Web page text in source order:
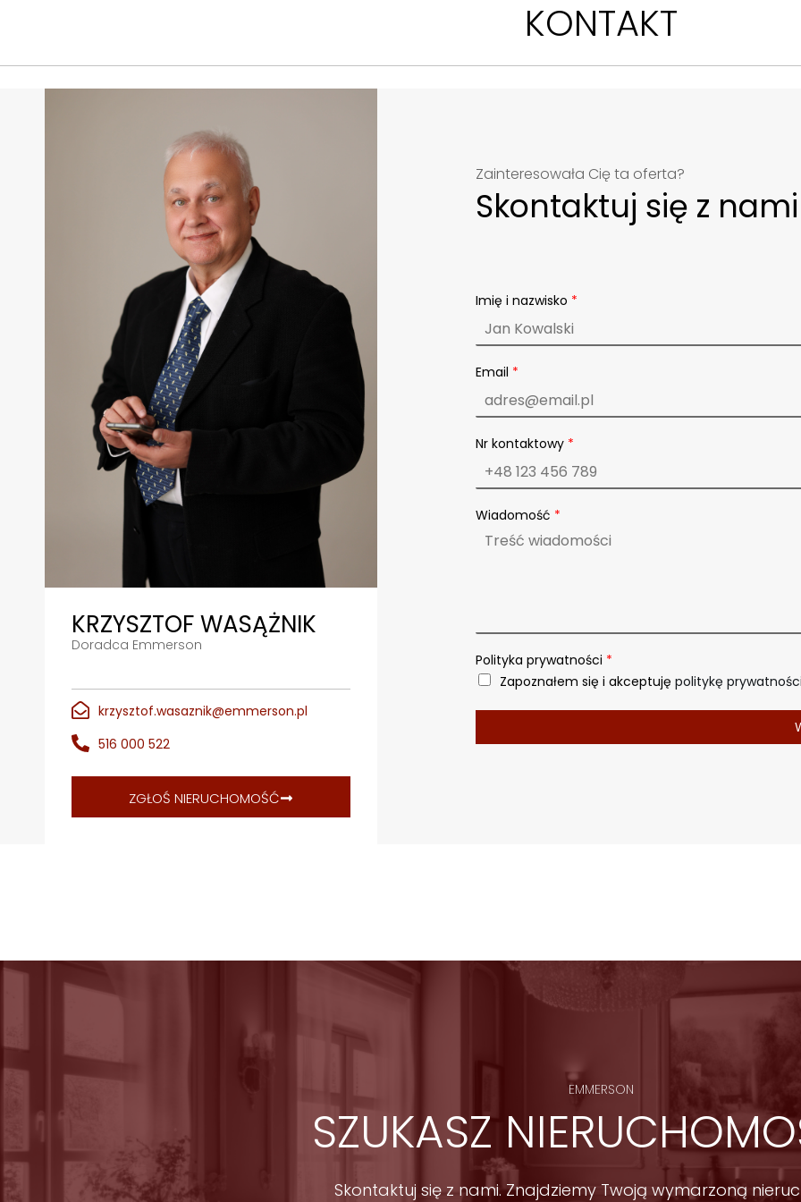
- nowoczesne apartamentowce
- restauracje i modne kawiarnie
- metro, tramwaje oraz stacje kolejowe
- ścisłe centrum biznesowe Warszawy
To lokalizacja, która nieustannie zyskuje na wartości.
KOSZTY EKSPLOATACYJNE
- podatek od nieruchomości: ok. 10 000 zł rocznie
- opłaty administracyjne: ok. 3 800 zł miesięcznie
- energia elektryczna:
* U11: ok. 3 000 - 5 000 zł w okresie letnim (intensywna klimatyzacja), zimą         ok.1 000 zł
* U10: ok. 300 - 400 zł miesięcznie
MOŻLIWE PRZEZNACZENIE LOKALU
Nieruchomość doskonale sprawdzi się jako:
- inwestycja pod wynajem,
- klinika medyczna lub beauty,
- studio treningowe,
- koncept lifestyle’owy.
IDEALNY DLA:
- funduszu inwestycyjnego,
- inwestora prywatnego,
- operatora fitness,
- konceptu showroomowego,
- sieci usługowej lub gastronomicznej.
elastycznością aranżacyjną oraz bardzo wysokim potencjałem dalszego wzrostu wartości.
To nieruchomość dla inwestora, który szuka bezpiecznego ulokowania kapitału  z gotowym dochodem, prestiżowym
SERDECZNIE POLECAM I ZAPRASZAM NA PREZENTACJE.
Wszelkie informacje dotyczące nieruchomości zamieszczone przez Emmerson nie stanowią oferty w rozumieniu
Kodeksu Cywilnego. Dokładamy najwyższej staranności, aby przedmiotowe informacje były zaprezentowane możliwe
najbardziej szczegółowo i wyczerpująco, jednak wobec faktu, że pochodzą one od innych osób, Emmerson nie
ponosi odpowiedzialności za ich szczegółowość i dokładność.
KONTAKT
KRZYSZTOF WASĄŻNIK
Doradca Emmerson
krzysztof.wasaznik@emmerson.pl
516 000 522
ZGŁOŚ NIERUCHOMOŚĆ
Zainteresowała Cię ta oferta?
Skontaktuj się z nami
Imię i nazwisko *
Email *
Nr kontaktowy *
n
a
N
r
I
m
ę
Wiadomość *
Polityka prywatności *
Zapoznałem się i akceptuję politykę prywatności
EMMERSON
SZUKASZ
Skontaktuj się z nami. Znajdziemy Twoją wymarzoną